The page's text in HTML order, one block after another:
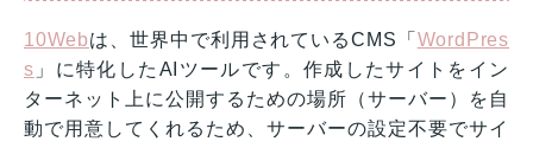
10Webは、世界中で利用されているCMS「 WordPres
s 」に特化したAIツールです。作成したサイトをイン
ターネット上に公開するための場所（サーバー）を自
動で用意してくれるため、サーバーの設定不要でサイ